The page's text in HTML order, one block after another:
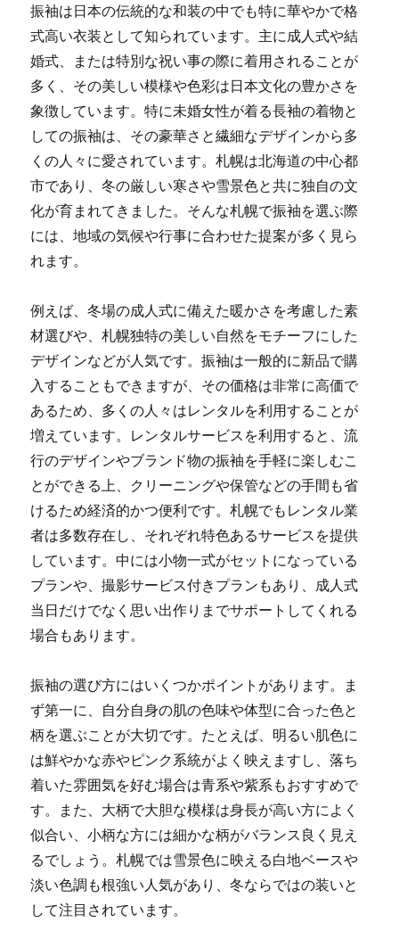
振袖は日本の伝統的な和装の中でも特に華やかで格
式高い衣装として知られています。 主に成人式や結
婚式、または特別な祝い事の際に着用されることが
多く、その美しい模様や色彩は日本文化の豊かさを
象徴しています。特に未婚女性が着る長袖の着物と
しての振袖は、その豪華さと繊細なデザインから多
くの人々に愛されています。札幌は北海道の中心都
市であり、冬の厳しい寒さや雪景色と共に独自の文
化が育まれてきました。そんな札幌で振袖を選ぶ際
には、地域の気候や行事に合わせた提案が多く見ら
れます。
例えば、冬場の成人式に備えた暖かさを考慮した素
材選びや、札幌独特の美しい自然をモチーフにした
デザインなどが人気です。振袖は一般的に新品で購
入することもできますが、その価格は非常に高価で
あるため、多くの人々はレンタルを利用することが
増えています。レンタルサービスを利用すると、流
行のデザインやブランド物の振袖を手軽に楽しむこ
とができる上、クリーニングや保管などの手間も省
けるため経済的かつ便利です。札幌でもレンタル業
者は多数存在し、それぞれ特色あるサービスを提供
しています。中には小物一式がセットになっている
プランや、撮影サービス付きプランもあり、成人式
当日だけでなく思い出作りまでサポートしてくれる
場合もあります。
振袖の選び方にはいくつかポイントがあります。ま
ず第一に、自分自身の肌の色味や体型に合った色と
柄を選ぶことが大切です。たとえば、明るい肌色に
は鮮やかな赤やピンク系統がよく映えますし、落ち
着いた雰囲気を好む場合は青系や紫系もおすすめで
す。また、大柄で大胆な模様は身長が高い方によく
似合い、小柄な方には細かな柄がバランス良く見え
るでしょう。札幌では雪景色に映える白地ベースや
淡い色調も根強い人気があり、冬ならではの装いと
して注目されています。